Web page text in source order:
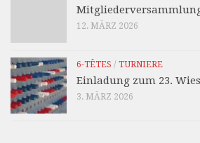
12. MÄRZ 2026
6-TÊTES / TURNIERE
Einladung zum 23.
3. MÄRZ 2026